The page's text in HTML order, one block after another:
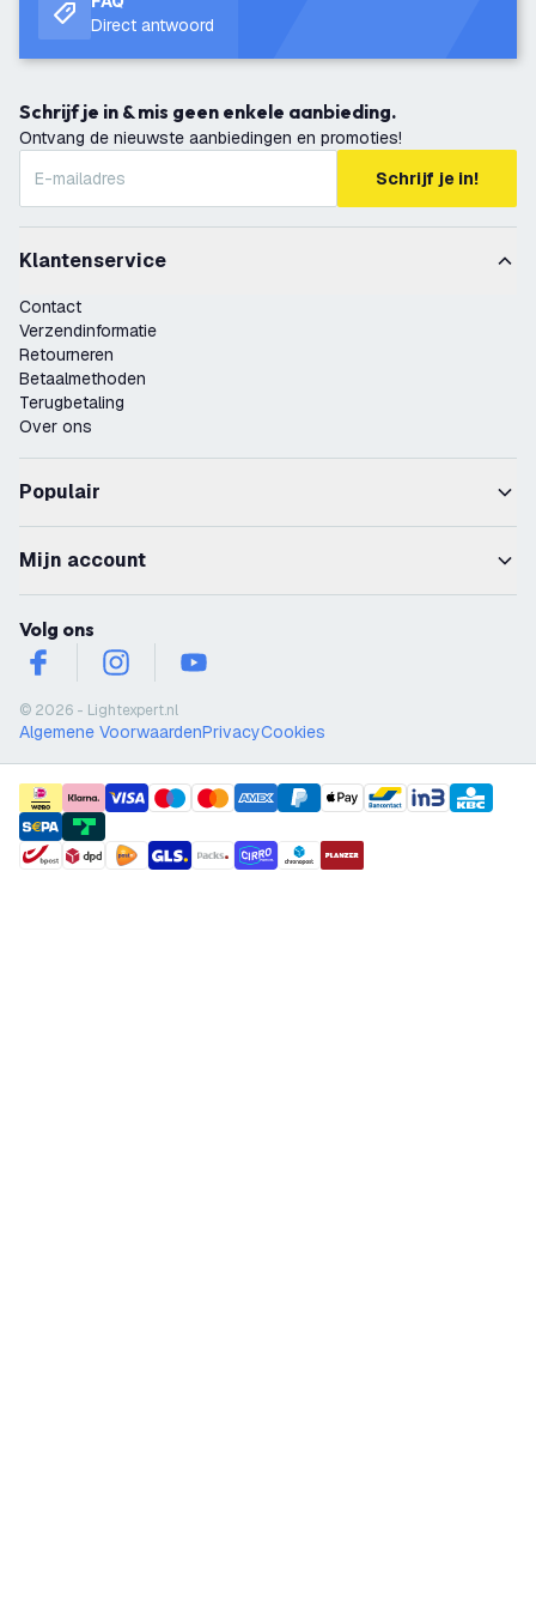
Direct antwoord
Schrijf je in & mis geen enkele aanbieding.
Ontvang de nieuwste aanbiedingen en promoties!
Schrijf je in!
Klantenservice
Contact
Verzendinformatie
Retourneren
Betaalmethoden
Terugbetaling
Over ons
Populair
Mijn account
Volg ons
facebookinstagramyoutube
© 2026 - Lightexpert.nl
Algemene VoorwaardenPrivacyCookies
payment methods
shipment methods